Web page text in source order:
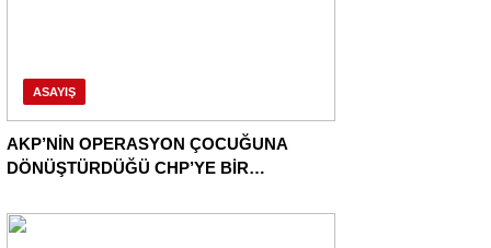
ASAYIŞ
AKP’NİN OPERASYON ÇOCUĞUNA
DÖNÜŞTÜRDÜĞÜ CHP’YE BİR